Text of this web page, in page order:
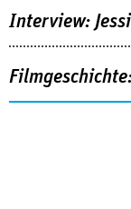
Interview: